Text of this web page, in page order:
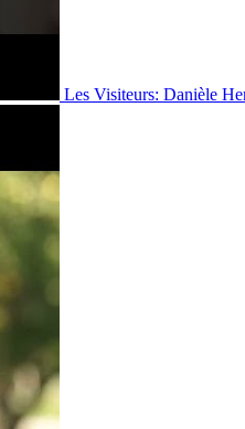
Les Visiteurs: Danièle